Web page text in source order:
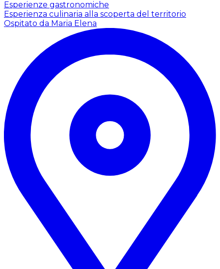
Esperienze gastronomiche
Esperienza culinaria alla scoperta del territorio
Ospitato da Maria Elena